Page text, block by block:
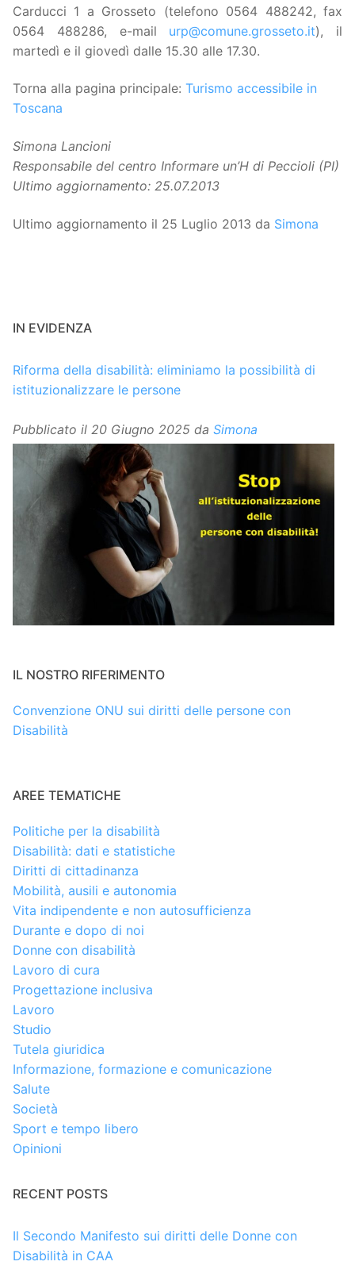
Carducci 1 a Grosseto (telefono 0564 488242, fax
0564 488286, e-mail urp@comune.grosseto.it), il
martedì e il giovedì dalle 15.30 alle 17.30.
Torna alla pagina principale: Turismo accessibile in
Toscana
Simona Lancioni
Responsabile del centro Informare un’H di Peccioli (PI)
Ultimo aggiornamento: 25.07.2013
Ultimo aggiornamento il 25 Luglio 2013 da Simona
IN EVIDENZA
Riforma della disabilità: eliminiamo la possibilità di
istituzionalizzare le persone
Pubblicato il 20 Giugno 2025 da Simona
IL NOSTRO RIFERIMENTO
Convenzione ONU sui diritti delle persone con
Disabilità
AREE TEMATICHE
Politiche per la disabilità
Disabilità: dati e statistiche
Diritti di cittadinanza
Mobilità, ausili e autonomia
Vita indipendente e non autosufficienza
Durante e dopo di noi
Donne con disabilità
Lavoro di cura
Progettazione inclusiva
Lavoro
Studio
Tutela giuridica
Informazione, formazione e comunicazione
Salute
Società
Sport e tempo libero
Opinioni
RECENT POSTS
Il Secondo Manifesto sui diritti delle Donne con
Disabilità in CAA